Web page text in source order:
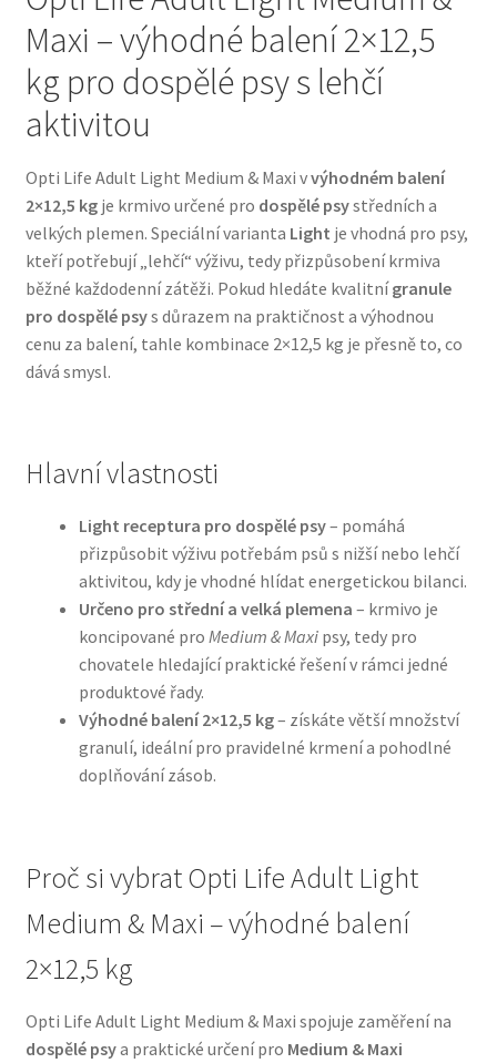
Bozita pro psy — Švédské krmivo s nordickou kvalitou
Brit pro psy
Granule pro psy
Natural Trainer pro psy — Italské krmivo s
přírodními složkami
Happy Dog — Německá kvalita a přirozené složení
Hill’s pro psy
N&D Farmina pro psy — Italské holistic krmivo
Oblečky pro psy
Pamlsky pro psy
Pelíšky pro psy
Ortopedické pelíšky
Royal Canin pro psy
Veterinární dieta pro psy
Maxi – výhodné balení 2×12,5
kg pro dospělé psy s lehčí
aktivitou
Opti Life Adult Light Medium & Maxi vvýhodném balení
2×12,5 kgje krmivo určené pro dospělé psystředních a
velkých plemen. Speciální varianta Light je vhodná pro psy,
kteří potřebují „lehčí“ výživu, tedy přizpůsobení krmiva
běžné každodenní zátěži. Pokud hledáte kvalitnígranule
pro dospělé psys důrazem na praktičnost a výhodnou
cenu za balení, tahle kombinace 2×12,5 kg je přesně to, co
dává smysl.
Hlavní vlastnosti
Light receptura pro dospělé psy– pomáhá
přizpůsobit výživu potřebám psů s nižší nebo lehčí
aktivitou, kdy je vhodné hlídat energetickou bilanci.
Určeno pro střední a velká plemena – krmivo je
koncipované pro Medium & Maxipsy, tedy pro
chovatele hledající praktické řešení v rámci jedné
produktové řady.
Výhodné balení 2×12,5 kg– získáte větší množství
granulí, ideální pro pravidelné krmení a pohodlné
doplňování zásob.
Proč si vybrat Opti Life Adult Light
Medium & Maxi – výhodné balení
2×12,5 kg
Opti Life Adult Light Medium & Maxi spojuje zaměření na
dospělé psya praktické určení pro Medium & Maxi